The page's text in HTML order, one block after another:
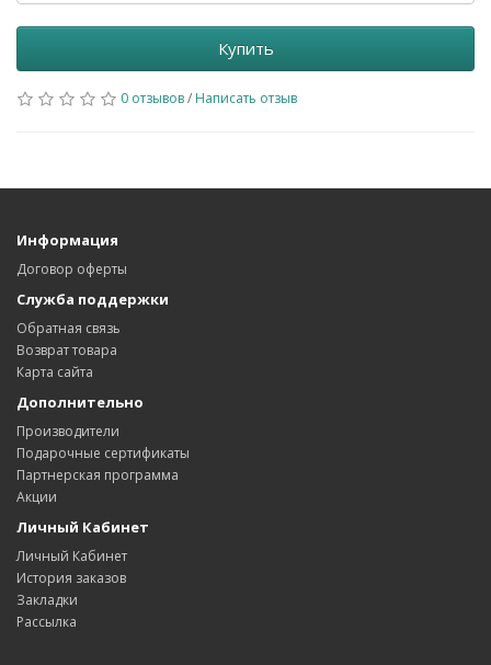
Купить
0 отзывов/ Написать отзыв
Информация
Договор оферты
Служба поддержки
Обратная связь
Возврат товара
Карта сайта
Дополнительно
Производители
Подарочные сертификаты
Партнерская программа
Акции
Личный Кабинет
Личный Кабинет
История заказов
Закладки
Рассылка